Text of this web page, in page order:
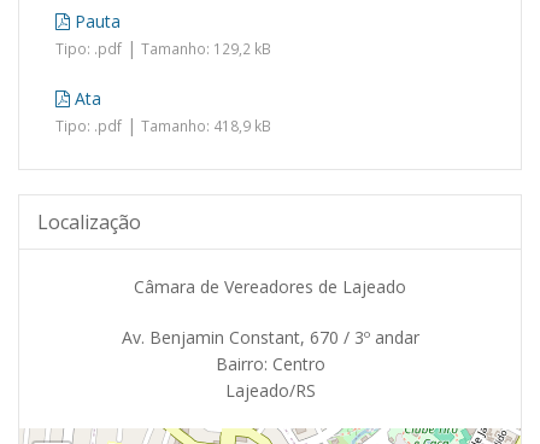
Pauta
Tipo: .pdf | Tamanho: 129,2 kB
Ata
Tipo: .pdf | Tamanho: 418,9 kB
Localização
Câmara de Vereadores de Lajeado
Av. Benjamin Constant, 670 / 3º andar
Bairro: Centro
Lajeado/RS